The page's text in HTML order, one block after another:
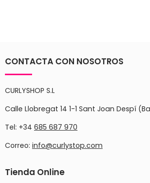
CONTACTA CON NOSOTROS
CURLYSHOP S.L
Calle Llobregat 14 1-1 Sant Joan Despí
Tel: +34 685 687 970
Correo: info@curlystop.com
Tienda Online